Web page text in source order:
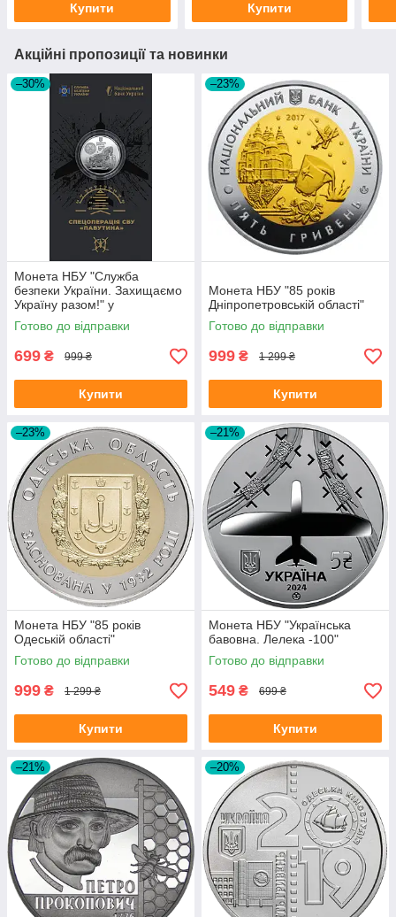
Купити Купити
Акційні пропозиції та новинки
–30%
Монета НБУ "Служба
безпеки України. Захищаємо
Україну разом!" у
сувенірному пакованні
Готово до відправки
699 ₴ 999 ₴
Купити
–23%
Монета НБУ "85 років
Дніпропетровській області"
Готово до відправки
999 ₴ 1 299 ₴
Купити
–23%
Монета НБУ "85 років
Одеській області"
Готово до відправки
999 ₴ 1 299 ₴
Купити
–21%
Монета НБУ "Українська
бавовна. Лелека -100"
Готово до відправки
549 ₴ 699 ₴
Купити
–21% –20%